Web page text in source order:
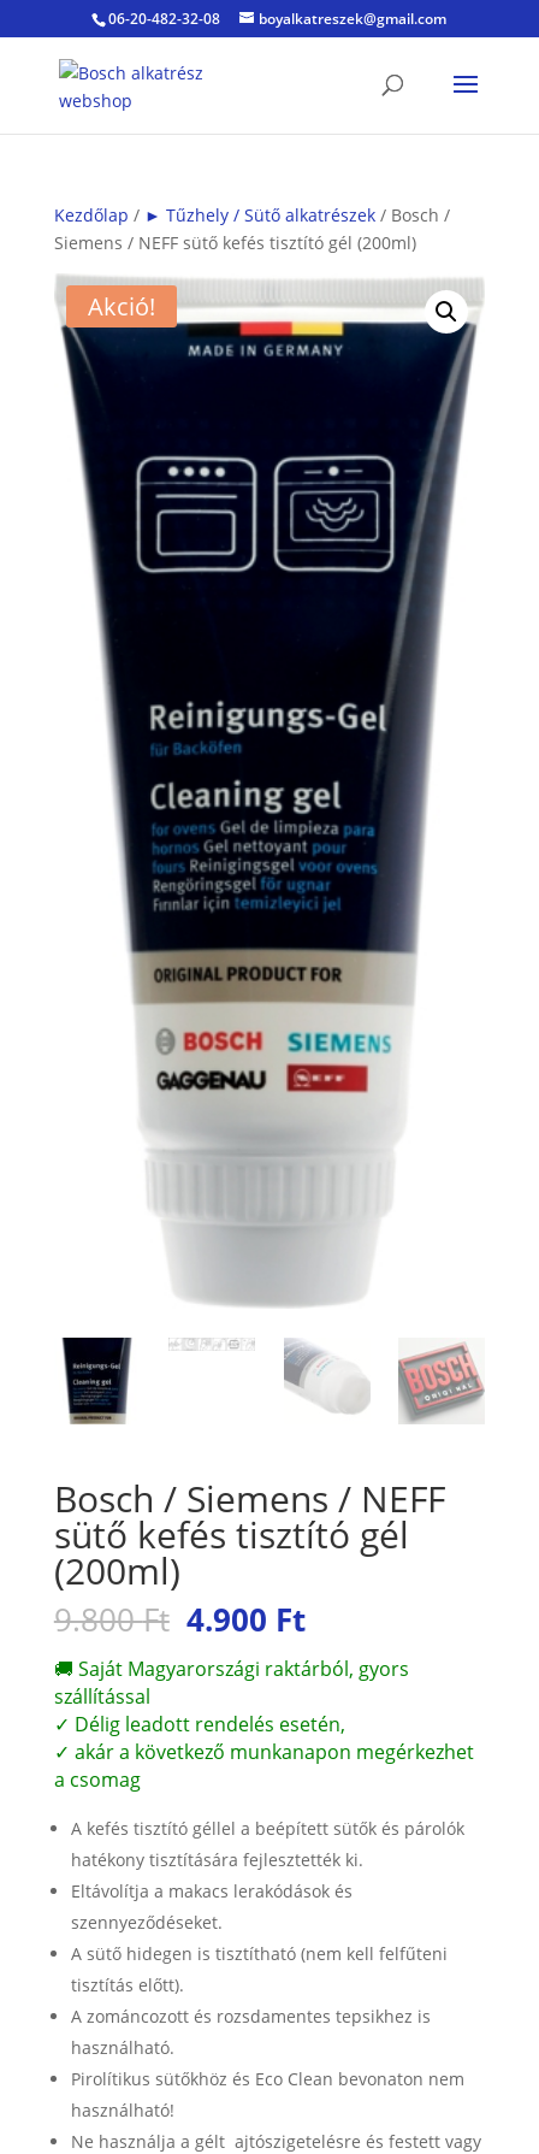
06-20-482-32-08 boyalkatreszek@gmail.com
Kezdőlap / ► Tűzhely / Sütő alkatrészek/ Bosch /
Siemens / NEFF sütő kefés tisztító gél (200ml)
Akció!
Bosch / Siemens / NEFF
sütő kefés tisztító gél
(200ml)
9.800Ft Original
price
was:
4.900 FtCurrent
price
is:
🚚 Saját Magyarországi raktárból, gyors
szállítással
✓ Délig leadott rendelés esetén,
✓ akár a következő munkanapon megérkezhet
a csomag
A kefés tisztító géllel a beépített sütők és párolók
hatékony tisztítására fejlesztették ki.
Eltávolítja a makacs lerakódások és
szennyeződéseket.
A sütő hidegen is tisztítható (nem kell felfűteni
tisztítás előtt).
A zománcozott és rozsdamentes tepsikhez is
használható.
Pirolítikus sütőkhöz és Eco Clean bevonaton nem
használható!
Ne használja a gélt ajtószigetelésre és festett vagy